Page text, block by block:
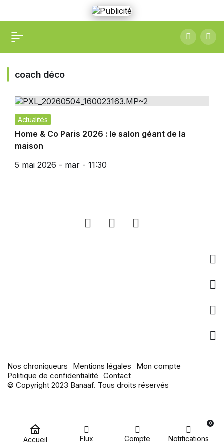
coach déco
Actualités
Home & Co Paris 2026 : le salon géant de la
maison
5 mai 2026 - mar - 11:30
Nos chroniqueurs Mentions légales
Mon compte
Politique de confidentialité Contact
© Copyright 2023 Banaaf. Tous droits réservés
Accueil Flux Compte Notifications
0